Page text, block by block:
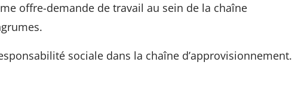
offre-demande de travail au sein de la chaîne
sociale dans la chaîne d’approvisionnement.